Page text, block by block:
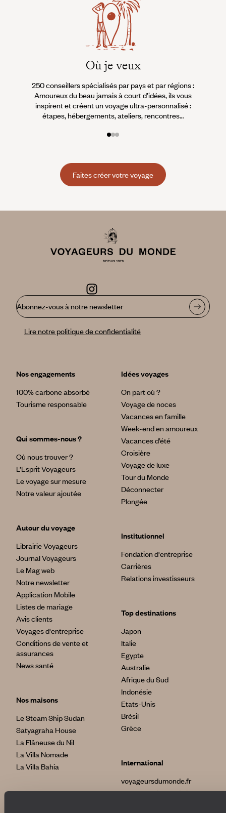
Où je veux
250 conseillers spécialisés par pays et par régions :
Amoureux du beau jamais à court d’idées, ils vous
inspirent et créent un voyage ultra-personnalisé :
étapes, hébergements, ateliers, rencontres…
Faites créer votre voyage
Abonnez-vous à notre newsletter
Lire notre politique de confidentialité
Nos engagements
100% carbone absorbé
Tourisme responsable
Qui sommes-nous ?
Où nous trouver ?
L’Esprit Voyageurs
Le voyage sur mesure
Notre valeur ajoutée
Autour du voyage
Librairie Voyageurs
Journal Voyageurs
Le Mag web
Notre newsletter
Application Mobile
Listes de mariage
Avis clients
Voyages d'entreprise
Conditions de vente et
assurances
News santé
Nos maisons
Le Steam Ship Sudan
Satyagraha House
La Flâneuse du Nil
La Villa Nomade
La Villa Bahia
Idées voyages
On part où ?
Voyage de noces
Vacances en famille
Week-end en amoureux
Vacances d’été
Croisière
Voyage de luxe
Tour du Monde
Déconnecter
Plongée
Institutionnel
Fondation d'entreprise
Carrières
Relations investisseurs
Top destinations
Japon
Italie
Egypte
Australie
Afrique du Sud
Indonésie
Etats-Unis
Brésil
Grèce
International
voyageursdumonde.fr
voyageursdumonde.be